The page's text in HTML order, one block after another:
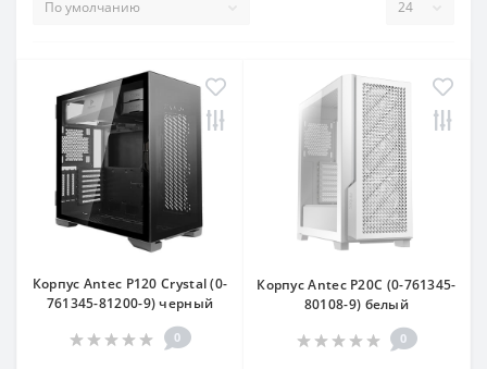
Корпус Antec P120 Crystal (0-
761345-81200-9) черный
0
Корпус Antec P20C (0-761345-
80108-9) белый
0